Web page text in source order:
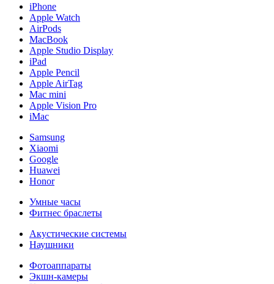
iPhone
Apple Watch
AirPods
MacBook
Apple Studio Display
iPad
Apple Pencil
Apple AirTag
Mac mini
Apple Vision Pro
iMac
Samsung
Xiaomi
Google
Huawei
Honor
Умные часы
Фитнес браслеты
Акустические системы
Наушники
Фотоаппараты
Экшн-камеры